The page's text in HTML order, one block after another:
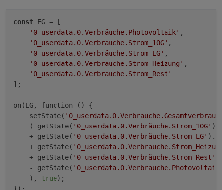
const EG = [
'0_userdata.0.Verbräuche.Photovoltaik' ,
'0_userdata.0.Verbräuche.Strom_1OG' ,
'0_userdata.0.Verbräuche.Strom_EG' ,
'0_userdata.0.Verbräuche.Strom_Heizung' ,
'0_userdata.0.Verbräuche.Strom_Rest'
];
on(EG, function () {
    setState(
    ( getState(
'0_userdata.0.Verbräuche.Strom_1OG' ).
    + getState(
'0_userdata.0.Verbräuche.Strom_EG' ).
    + getState(
    + getState(
'0_userdata.0.Verbräuche.Strom_Rest'
    - getState(
    ),
true);